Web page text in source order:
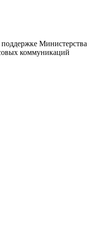
Министерства
коммуникаций